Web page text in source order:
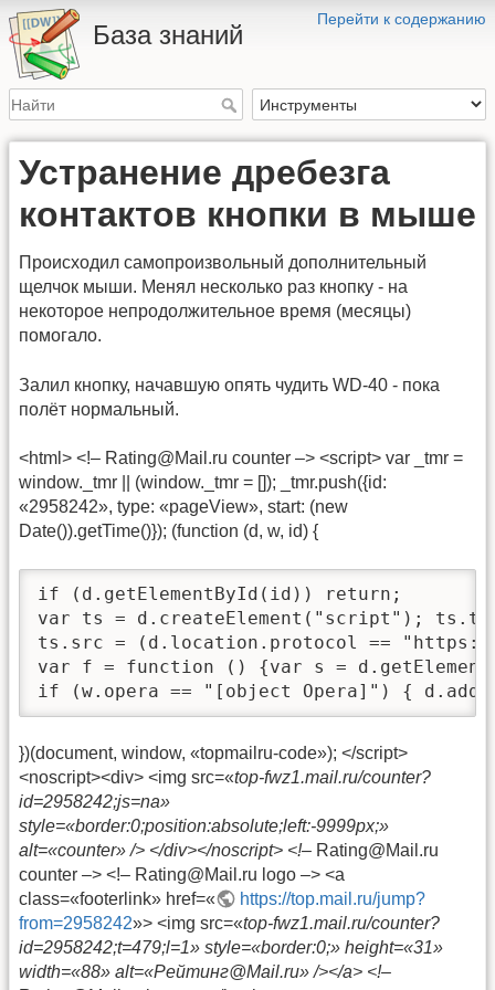
Перейти к содержанию
База знаний
Устранение дребезга
контактов кнопки в мыше
Происходил самопроизвольный дополнительный
щелчок мыши. Менял несколько раз кнопку - на
некоторое непродолжительное время (месяцы)
помогало.
Залил кнопку, начавшую опять чудить WD-40 - пока
полёт нормальный.
<html> <!– Rating@Mail.ru counter –> <script> var _tmr =
window._tmr || (window._tmr = []); _tmr.push({id:
«2958242», type: «pageView», start: (new
Date()).getTime()}); (function (d, w, id) {
if (d.getElementById(id)) return;
var ts = d.createElement("script");
ts.src = (d.location.protocol ==
var f = function () {var s =
if (w.opera == "[object Opera]") {
})(document, window, «topmailru-code»); </script>
<noscript><div> <img src=«top-fwz1.mail.ru/counter?
id=2958242;js=na»
style=«border:0;position:absolute;left:-9999px;»
alt=«counter» /> </div></noscript> <!– Rating@Mail.ru
counter –> <!– Rating@Mail.ru logo –> <a
class=«footerlink» href=«
https://top.mail.ru/jump?
from=2958242»> <img src=«top-fwz1.mail.ru/counter?
id=2958242;t=479;l=1» style=«border:0;» height=«31»
width=«88» alt=«Рейтинг@Mail.ru» /></a> <!–